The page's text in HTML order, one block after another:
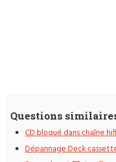
Questions
CD bloqué dans chaîne
Dépannage Deck